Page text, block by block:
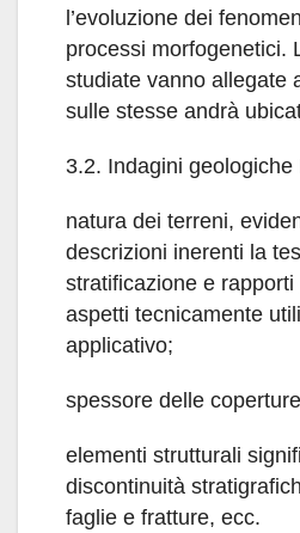
l’evoluzione dei
processi morfogenetici.
studiate vanno allegate
sulle stesse andrà
3.2. Indagini geologiche
natura dei terreni,
descrizioni inerenti la
stratificazione e
aspetti tecnicamente
applicativo;
spessore delle
elementi strutturali
discontinuità
faglie e fratture, ecc.